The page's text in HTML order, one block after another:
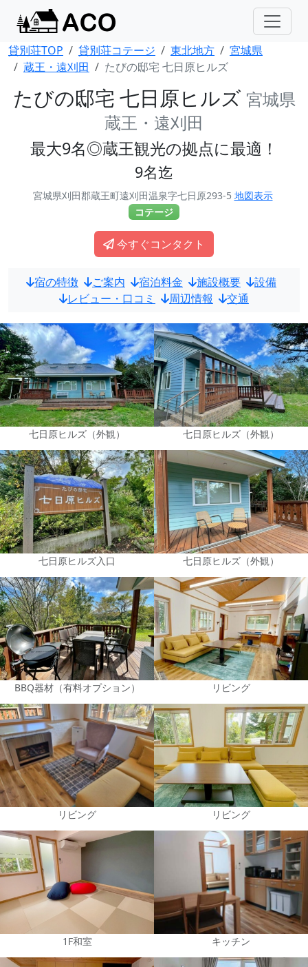
貸別荘TOP 貸別荘コテージ 東北地方
宮城県
蔵王・遠刈田
たびの邸宅 七日原ヒルズ
たびの邸宅 七日原ヒルズ 宮城県
蔵王・遠刈田
最大9名◎蔵王観光の拠点に最適！
9名迄
宮城県刈田郡蔵王町遠刈田温泉字七日原293-5 地図表示
コテージ
今すぐコンタクト
宿の特徴 ご案内 宿泊料金 施設概要
設備
レビュー・口コミ
周辺情報 交通
七日原ヒルズ（外観） 七日原ヒルズ（外観）
七日原ヒルズ入口 七日原ヒルズ（外観）
BBQ器材（有料オプション） リビング
リビング リビング
1F和室 キッチン